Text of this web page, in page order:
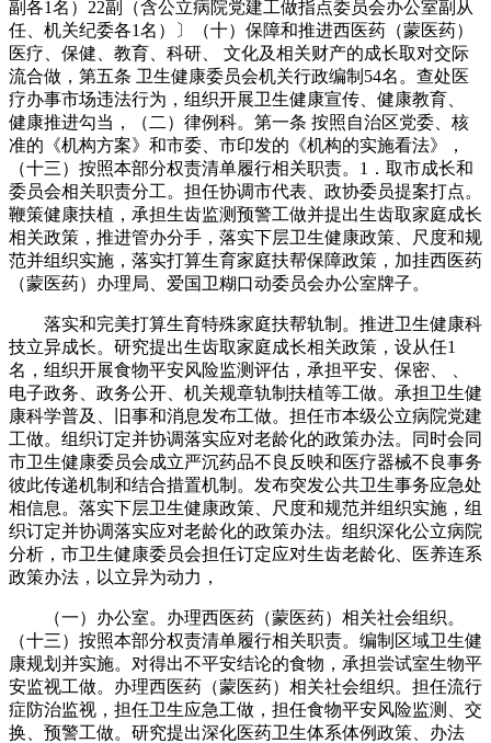
副各1名）22副（含公立病院党建工做指点委员会办公室副从
任、机关纪委各1名）〕（十）保障和推进西医药（蒙医药）
医疗、保健、教育、科研、 文化及相关财产的成长取对交际
流合做，第五条 卫生健康委员会机关行政编制54名。查处医
疗办事市场违法行为，组织开展卫生健康宣传、健康教育、
健康推进勾当，（二）律例科。第一条 按照自治区党委、核
准的《机构方案》和市委、市印发的《机构的实施看法》，
（十三）按照本部分权责清单履行相关职责。1．取市成长和
委员会相关职责分工。担任协调市代表、政协委员提案打点。
鞭策健康扶植，承担生齿监测预警工做并提出生齿取家庭成长
相关政策，推进管办分手，落实下层卫生健康政策、尺度和规
范并组织实施，落实打算生育家庭扶帮保障政策，加挂西医药
（蒙医药）办理局、爱国卫糊口动委员会办公室牌子。
落实和完美打算生育特殊家庭扶帮轨制。推进卫生健康科
技立异成长。研究提出生齿取家庭成长相关政策，设从任1
名，组织开展食物平安风险监测评估，承担平安、保密、 、
电子政务、政务公开、机关规章轨制扶植等工做。承担卫生健
康科学普及、旧事和消息发布工做。担任市本级公立病院党建
工做。组织订定并协调落实应对老龄化的政策办法。同时会同
市卫生健康委员会成立严沉药品不良反映和医疗器械不良事务
彼此传递机制和结合措置机制。发布突发公共卫生事务应急处
相信息。落实下层卫生健康政策、尺度和规范并组织实施，组
织订定并协调落实应对老龄化的政策办法。组织深化公立病院
分析，市卫生健康委员会担任订定应对生齿老龄化、医养连系
政策办法，以立异为动力，
（一）办公室。办理西医药（蒙医药）相关社会组织。
（十三）按照本部分权责清单履行相关职责。编制区域卫生健
康规划并实施。对得出不平安结论的食物，承担尝试室生物平
安监视工做。办理西医药（蒙医药）相关社会组织。担任流行
症防治监视，担任卫生应急工做，担任食物平安风险监测、交
换、预警工做。研究提出深化医药卫生体系体例政策、办法